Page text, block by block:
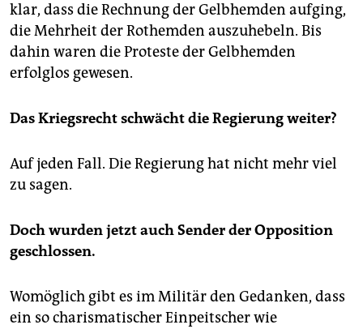
klar, dass die Rechnung der Gelbhemden aufging,
die Mehrheit der Rothemden auszuhebeln. Bis
dahin waren die Proteste der Gelbhemden
erfolglos gewesen.
Das Kriegsrecht schwächt die Regierung weiter?
Auf jeden Fall. Die Regierung hat nicht mehr viel
zu sagen.
Doch wurden jetzt auch Sender der Opposition
geschlossen.
Womöglich gibt es im Militär den Gedanken, dass
ein so charismatischer Einpeitscher wie